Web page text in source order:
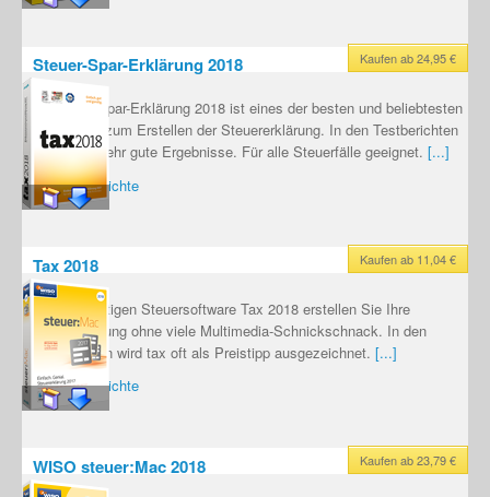
Kaufen ab 24,95 €
Steuer-Spar-Erklärung 2018
Die Steuer-Spar-Erklärung 2018 ist eines der besten und beliebtesten
Programme zum Erstellen der Steuererklärung. In den Testberichten
erreicht es sehr gute Ergebnisse. Für alle Steuerfälle geeignet. [...]
Testberichte
Kaufen ab 11,04 €
Tax 2018
Mit der günstigen Steuersoftware Tax 2018 erstellen Sie Ihre
Steuererklärung ohne viele Multimedia-Schnickschnack. In den
Testberichten wird tax oft als Preistipp ausgezeichnet. [...]
Testberichte
Kaufen ab 23,79 €
WISO steuer:Mac 2018